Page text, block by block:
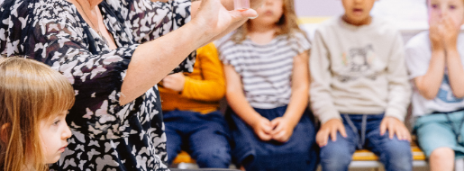
Thème(s) pédagogique(s) 1er degré
Sciences et esprit critique
Interdisciplinarité
Thème(s) pédagogique(s) 2nd degré
Sciences et esprit critique
Interdisciplinarité